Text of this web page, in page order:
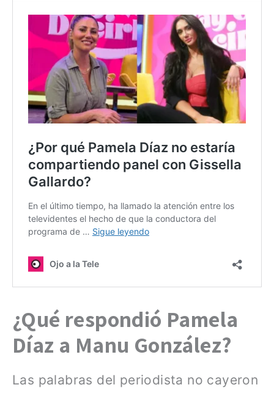
¿Qué respondió Pamela
Díaz a Manu González?
Las palabras del periodista no cayeron